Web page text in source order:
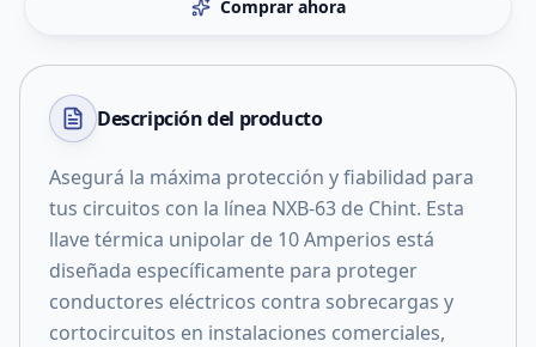
Comprar ahora
Descripción del producto
Asegurá la máxima protección y fiabilidad para
tus circuitos con la línea NXB-63 de Chint. Esta
llave térmica unipolar de 10 Amperios está
diseñada específicamente para proteger
conductores eléctricos contra sobrecargas y
cortocircuitos en instalaciones comerciales,